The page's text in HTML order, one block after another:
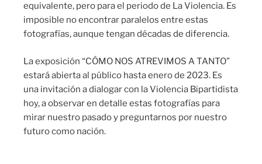
equivalente, pero para el periodo de La Violencia. Es
imposible no encontrar paralelos entre estas
fotografías, aunque tengan décadas de diferencia.
La exposición “CÓMO NOS ATREVIMOS A TANTO”
estará abierta al público hasta enero de 2023. Es
una invitación a dialogar con la Violencia Bipartidista
hoy, a observar en detalle estas fotografías para
mirar nuestro pasado y preguntarnos por nuestro
futuro como nación.